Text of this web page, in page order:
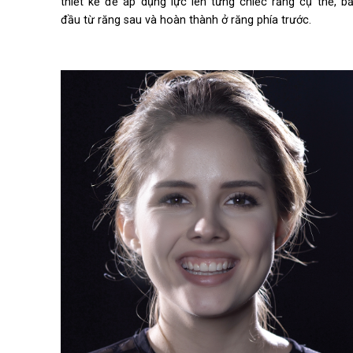
đầu từ răng sau và hoàn thành ở răng phía trước.